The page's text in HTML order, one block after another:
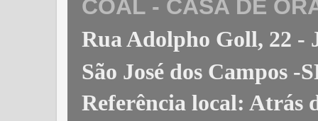
COAL - CASA DE
Rua Adolpho Goll, 22
São José dos Campos -
Referência local: Atrás